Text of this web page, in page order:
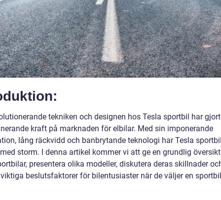
tekniken och designen hos Tesla sportbil har
kraft på marknaden för elbilar. Med sin imponerande
lång räckvidd och banbrytande teknologi har Tesla
storm. I denna artikel kommer vi att ge en grundlig
presentera olika modeller, diskutera deras skillnader
beslutsfaktorer för bilentusiaster när de väljer en